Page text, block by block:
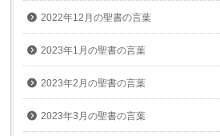
2022年12月の聖書の言葉
2023年1月の聖書の言葉
2023年2月の聖書の言葉
2023年3月の聖書の言葉